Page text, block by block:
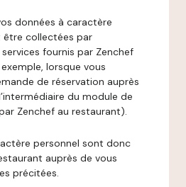
données à caractère
être collectées par
fournis par Zenchef
lorsque vous
de réservation auprès
du module de
Zenchef au restaurant).
personnel sont donc
auprès de vous
précitées.